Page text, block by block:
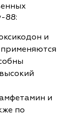
88:
и
и
по